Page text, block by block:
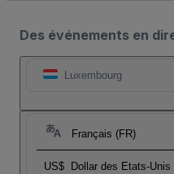
Des événements en
Luxembourg
Français (FR)
US$ Dollar des Etats-Unis